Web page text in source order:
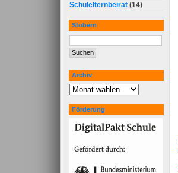
Schulelternbeirat (14)
Stöbern
Archiv
Förderung